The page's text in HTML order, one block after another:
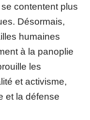
contentent plus
Désormais,
humaines
à la panoplie
les
et activisme,
et la défense